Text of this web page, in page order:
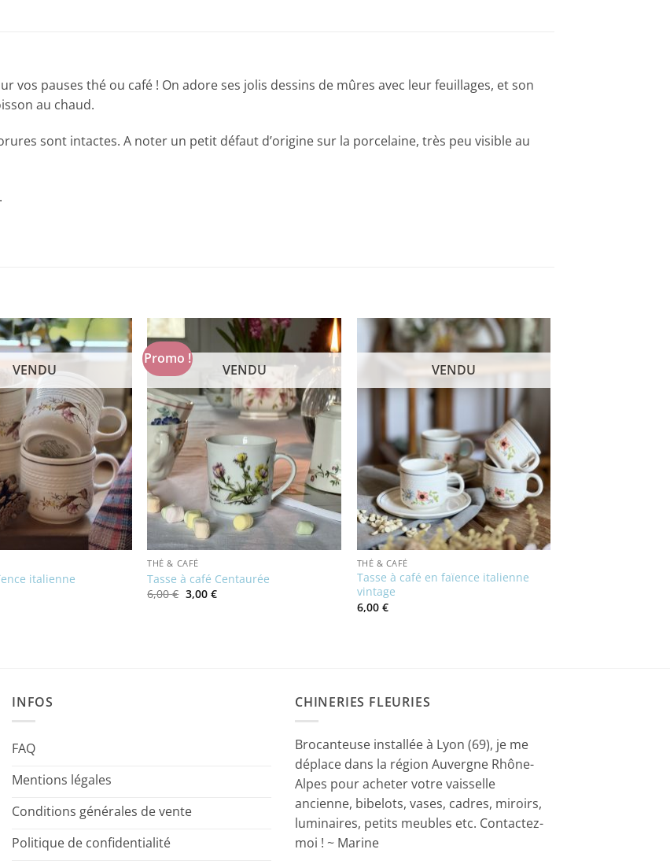
vos pauses thé ou café ! On adore ses jolis dessins de mûres avec leur feuillages, et son
au chaud.
sont intactes. A noter un petit défaut d’origine sur la porcelaine, très peu visible au
VENDU
italienne
Promo !
VENDU
THÉ & CAFÉ
Tasse à café Centaurée
6,00€ Le
3,00 €Le
VENDU
THÉ & CAFÉ
Tasse à café en faïence italienne
vintage
6,00 €
INFOS
FAQ
Mentions légales
Conditions générales de vente
Politique de confidentialité
CHINERIES FLEURIES
Brocanteuse installée à Lyon (69), je me
déplace dans la région Auvergne Rhône-
Alpes pour acheter votre vaisselle
ancienne, bibelots, vases, cadres, miroirs,
luminaires, petits meubles etc. Contactez-
moi ! ~ Marine